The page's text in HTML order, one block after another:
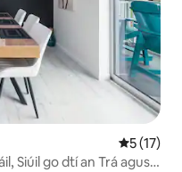
5 (17)
Siúil go dtí an Trá agus